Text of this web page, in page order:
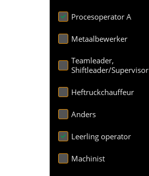
Procesoperator A
Metaalbewerker
Teamleader,
Shiftleader/Supervisor
Heftruckchauffeur
Anders
Leerling operator
Machinist